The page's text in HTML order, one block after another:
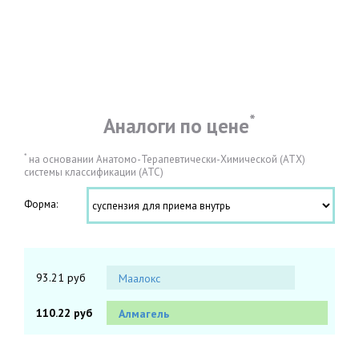
Аналоги по цене*
* на основании Анатомо-Терапевтически-Химической (АТХ)
системы классификации (АТС)
Форма:
93.21 руб Маалокс
110.22 руб Алмагель